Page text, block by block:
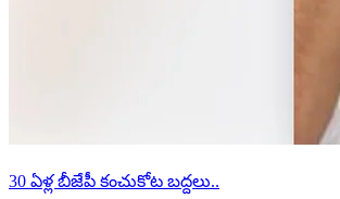
30 ఏళ్ల బీజేపీ కంచుకోట బద్దలు..